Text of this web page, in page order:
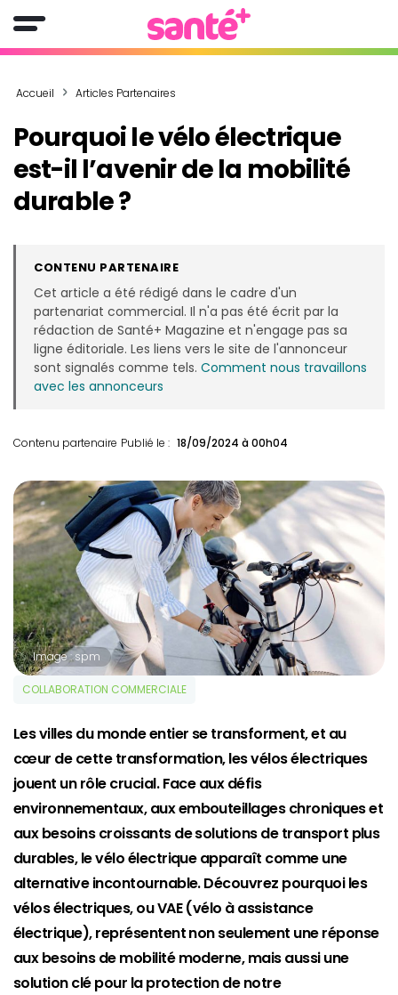
Accueil Articles Partenaires
Pourquoi le vélo électrique
est-il l’avenir de la mobilité
durable ?
CONTENU PARTENAIRE
Cet article a été rédigé dans le cadre d'un
partenariat commercial. Il n'a pas été écrit par la
rédaction de Santé+ Magazine et n'engage pas sa
ligne éditoriale. Les liens vers le site de l'annonceur
sont signalés comme tels. Comment nous travaillons
avec les annonceurs
Contenu partenaire Publié le : 18/09/2024 à 00h04
Image : spm
COLLABORATION COMMERCIALE
Les villes du monde entier se transforment, et au
cœur de cette transformation, les vélos électriques
jouent un rôle crucial. Face aux défis
environnementaux, aux embouteillages chroniques et
aux besoins croissants de solutions de transport plus
durables, le vélo électrique apparaît comme une
alternative incontournable. Découvrez pourquoi les
vélos électriques, ou VAE (vélo à assistance
électrique), représentent non seulement une réponse
aux besoins de mobilité moderne, mais aussi une
solution clé pour la protection de notre